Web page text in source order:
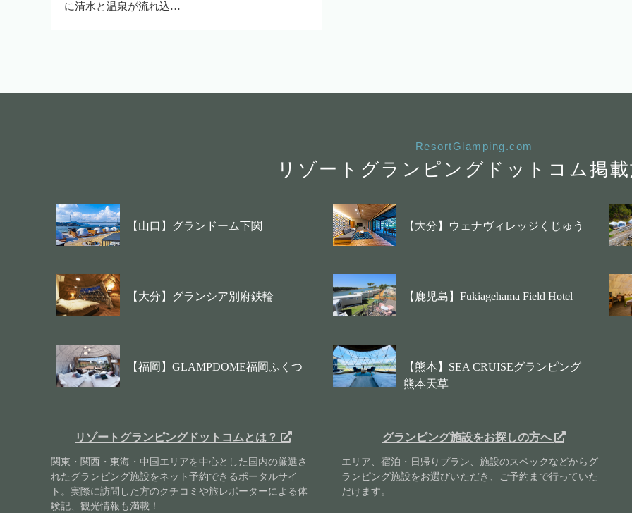
に清水と温泉が流れ込…
ResortGlamping.com
リゾートグランピング ドットコム掲
【山口】グランドーム下関 【大分】ウェナヴィレッジくじゅう
【大分】グランシア別府鉄輪 【鹿児島】Fukiagehama Field Hotel
【福岡】GLAMPDOME福岡ふくつ
【熊本】SEA CRUISEグランピング
熊本天草
リゾートグランピングドットコムとは？
関東・関西・東海・中国エリアを中心とした国内の厳選さ
れたグランピング施設をネット予約できるポータルサイ
ト。実際に訪問した方のクチコミや旅レポーターによる体
験記、観光情報も満載！
グランピング施設をお探しの方へ
エリア、宿泊・日帰りプラン、施設のスペックなどからグ
ランピング施設をお選びいただき、ご予約まで行っていた
だけます。